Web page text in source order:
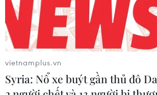
Australia chi hơn 30 triệu
vật hoang dã và môi trường
vietnamplus.vn
Syria: Nổ xe buýt gần thủ đô